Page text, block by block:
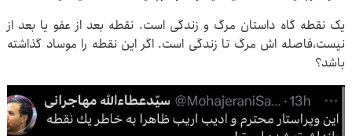
یک نقطه گاه داستان مرگ و زندگی است. نقطه بعد از عفو یا بعد از
نیست،فاصله اش مرگ تا زندگی است. اگر این نقطه را موساد گذاشته
باشد؟